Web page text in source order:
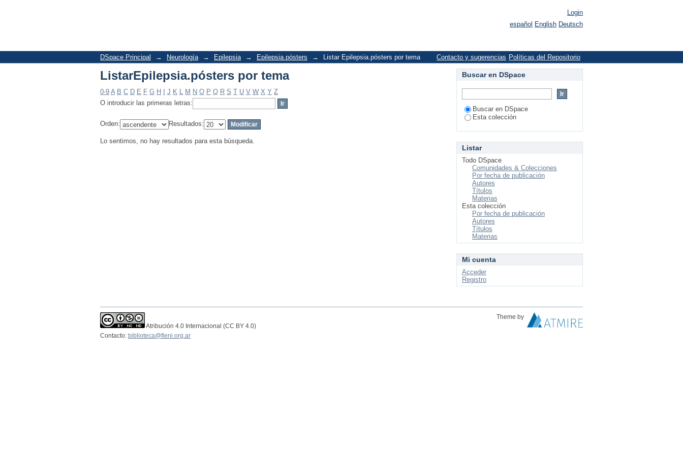
Login
español English Deutsch
DSpace Principal → Neurología → Epilepsia → Epilepsia.pósters → Listar Epilepsia.pósters por tema Políticas del Repositorio
Contacto y sugerencias
ListarEpilepsia.pósters por tema
0-9 A B C D E F G H J K L M N O P Q R S T U V W X Y Z
O introducir las primeras letras:
Orden: Resultados:
Lo sentimos, no hay resultados para esta búsqueda.
Buscar en DSpace
Buscar en DSpace
Esta colección
Listar
Todo DSpace
Comunidades & Colecciones
Por fecha de publicación
Autores
Títulos
Materias
Esta colección
Por fecha de publicación
Autores
Títulos
Materias
Mi cuenta
Acceder
Registro
Atribución 4.0 Internacional (CC BY 4.0)
Theme by
Contacto: biblioteca@fleni.org.ar